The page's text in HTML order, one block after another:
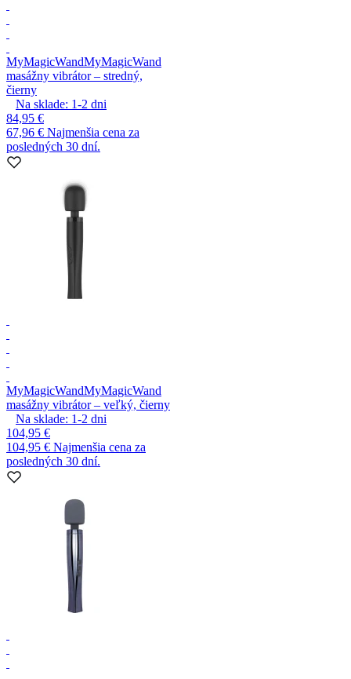
MyMagicWandMyMagicWand
masážny vibrátor – stredný,
čierny
Na sklade: 1-2 dni
84,95 €
67,96 € Najmenšia cena za
posledných 30 dní.
MyMagicWandMyMagicWand
masážny vibrátor – veľký, čierny
Na sklade: 1-2 dni
104,95 €
104,95 € Najmenšia cena za
posledných 30 dní.